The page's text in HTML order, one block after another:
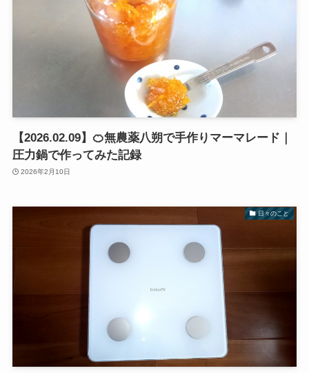
【2026.02.09】🍊無農薬八朔で手作りマーマレード｜
圧力鍋で作ってみた記録
2026年2月10日
日々のこと